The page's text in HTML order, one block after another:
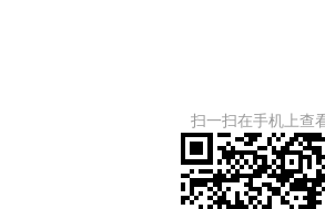
扫一扫在手机上查